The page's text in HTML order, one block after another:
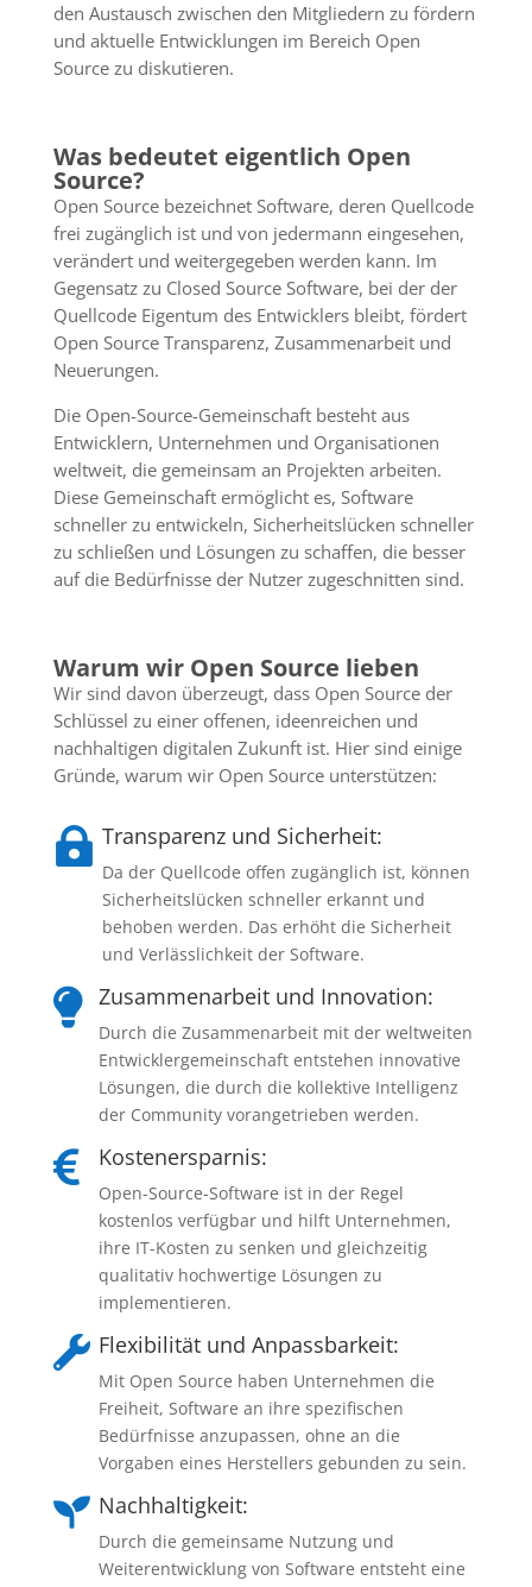
den Austausch zwischen den Mitgliedern zu fördern
und aktuelle Entwicklungen im Bereich Open
Source zu diskutieren.
Was bedeutet eigentlich Open
Source?
Open Source bezeichnet Software, deren Quellcode
frei zugänglich ist und von jedermann eingesehen,
verändert und weitergegeben werden kann. Im
Gegensatz zu Closed Source Software, bei der der
Quellcode Eigentum des Entwicklers bleibt, fördert
Open Source Transparenz, Zusammenarbeit und
Neuerungen.
Die Open-Source-Gemeinschaft besteht aus
Entwicklern, Unternehmen und Organisationen
weltweit, die gemeinsam an Projekten arbeiten.
Diese Gemeinschaft ermöglicht es, Software
schneller zu entwickeln, Sicherheitslücken schneller
zu schließen und Lösungen zu schaffen, die besser
auf die Bedürfnisse der Nutzer zugeschnitten sind.
Warum wir Open Source lieben
Wir sind davon überzeugt, dass Open Source der
Schlüssel zu einer offenen, ideenreichen und
nachhaltigen digitalen Zukunft ist. Hier sind einige
Gründe, warum wir Open Source unterstützen:
 Transparenz und Sicherheit:
Da der Quellcode offen zugänglich ist, können
Sicherheitslücken schneller erkannt und
behoben werden. Das erhöht die Sicherheit
und Verlässlichkeit der Software.
 Zusammenarbeit und Innovation:
Durch die Zusammenarbeit mit der weltweiten
Entwicklergemeinschaft entstehen innovative
Lösungen, die durch die kollektive Intelligenz
der Community vorangetrieben werden.
 Kostenersparnis:
Open-Source-Software ist in der Regel
kostenlos verfügbar und hilft Unternehmen,
ihre IT-Kosten zu senken und gleichzeitig
qualitativ hochwertige Lösungen zu
implementieren.
 Flexibilität und Anpassbarkeit:
Mit Open Source haben Unternehmen die
Freiheit, Software an ihre spezifischen
Bedürfnisse anzupassen, ohne an die
Vorgaben eines Herstellers gebunden zu sein.
 Nachhaltigkeit:
Durch die gemeinsame Nutzung und
Weiterentwicklung von Software entsteht eine